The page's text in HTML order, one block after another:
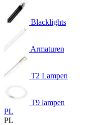
Blacklights
Armaturen
T2 Lampen
T9 lampen
PL
PL